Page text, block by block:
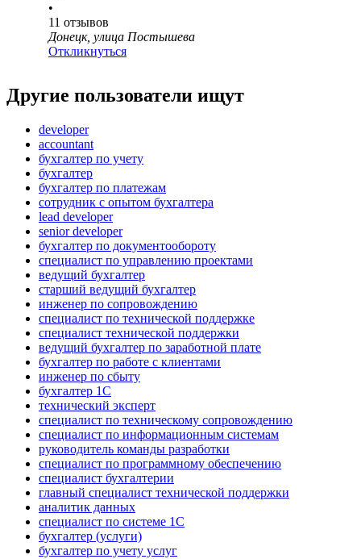
•
11 отзывов
Донецк, улица Постышева
Откликнуться
Другие пользователи ищут
developer
accountant
бухгалтер по учету
бухгалтер
бухгалтер по платежам
сотрудник с опытом бухгалтера
lead developer
senior developer
бухгалтер по документообороту
специалист по управлению проектами
ведущий бухгалтер
старший ведущий бухгалтер
инженер по сопровождению
специалист по технической поддержке
специалист технической поддержки
ведущий бухгалтер по заработной плате
бухгалтер по работе с клиентами
инженер по сбыту
бухгалтер 1C
технический эксперт
специалист по техническому сопровождению
специалист по информационным системам
руководитель команды разработки
специалист по программному обеспечению
специалист бухгалтерии
главный специалист технической поддержки
аналитик данных
специалист по системе 1С
бухгалтер (услуги)
бухгалтер по учету услуг